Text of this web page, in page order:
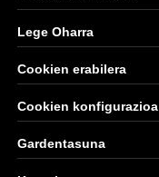
Lege Oharra
Cookien erabilera
Cookien konfigurazioa
Gardentasuna